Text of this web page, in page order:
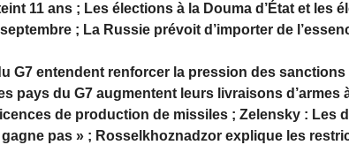
11 ans ; Les élections à la Douma d’État et les
; La Russie prévoit d’importer de
G7 entendent renforcer la pression des sanctions
pays du G7 augmentent leurs livraisons d’armes
de production de missiles ; Zelensky : Les
pas » ; Rosselkhoznadzor explique les